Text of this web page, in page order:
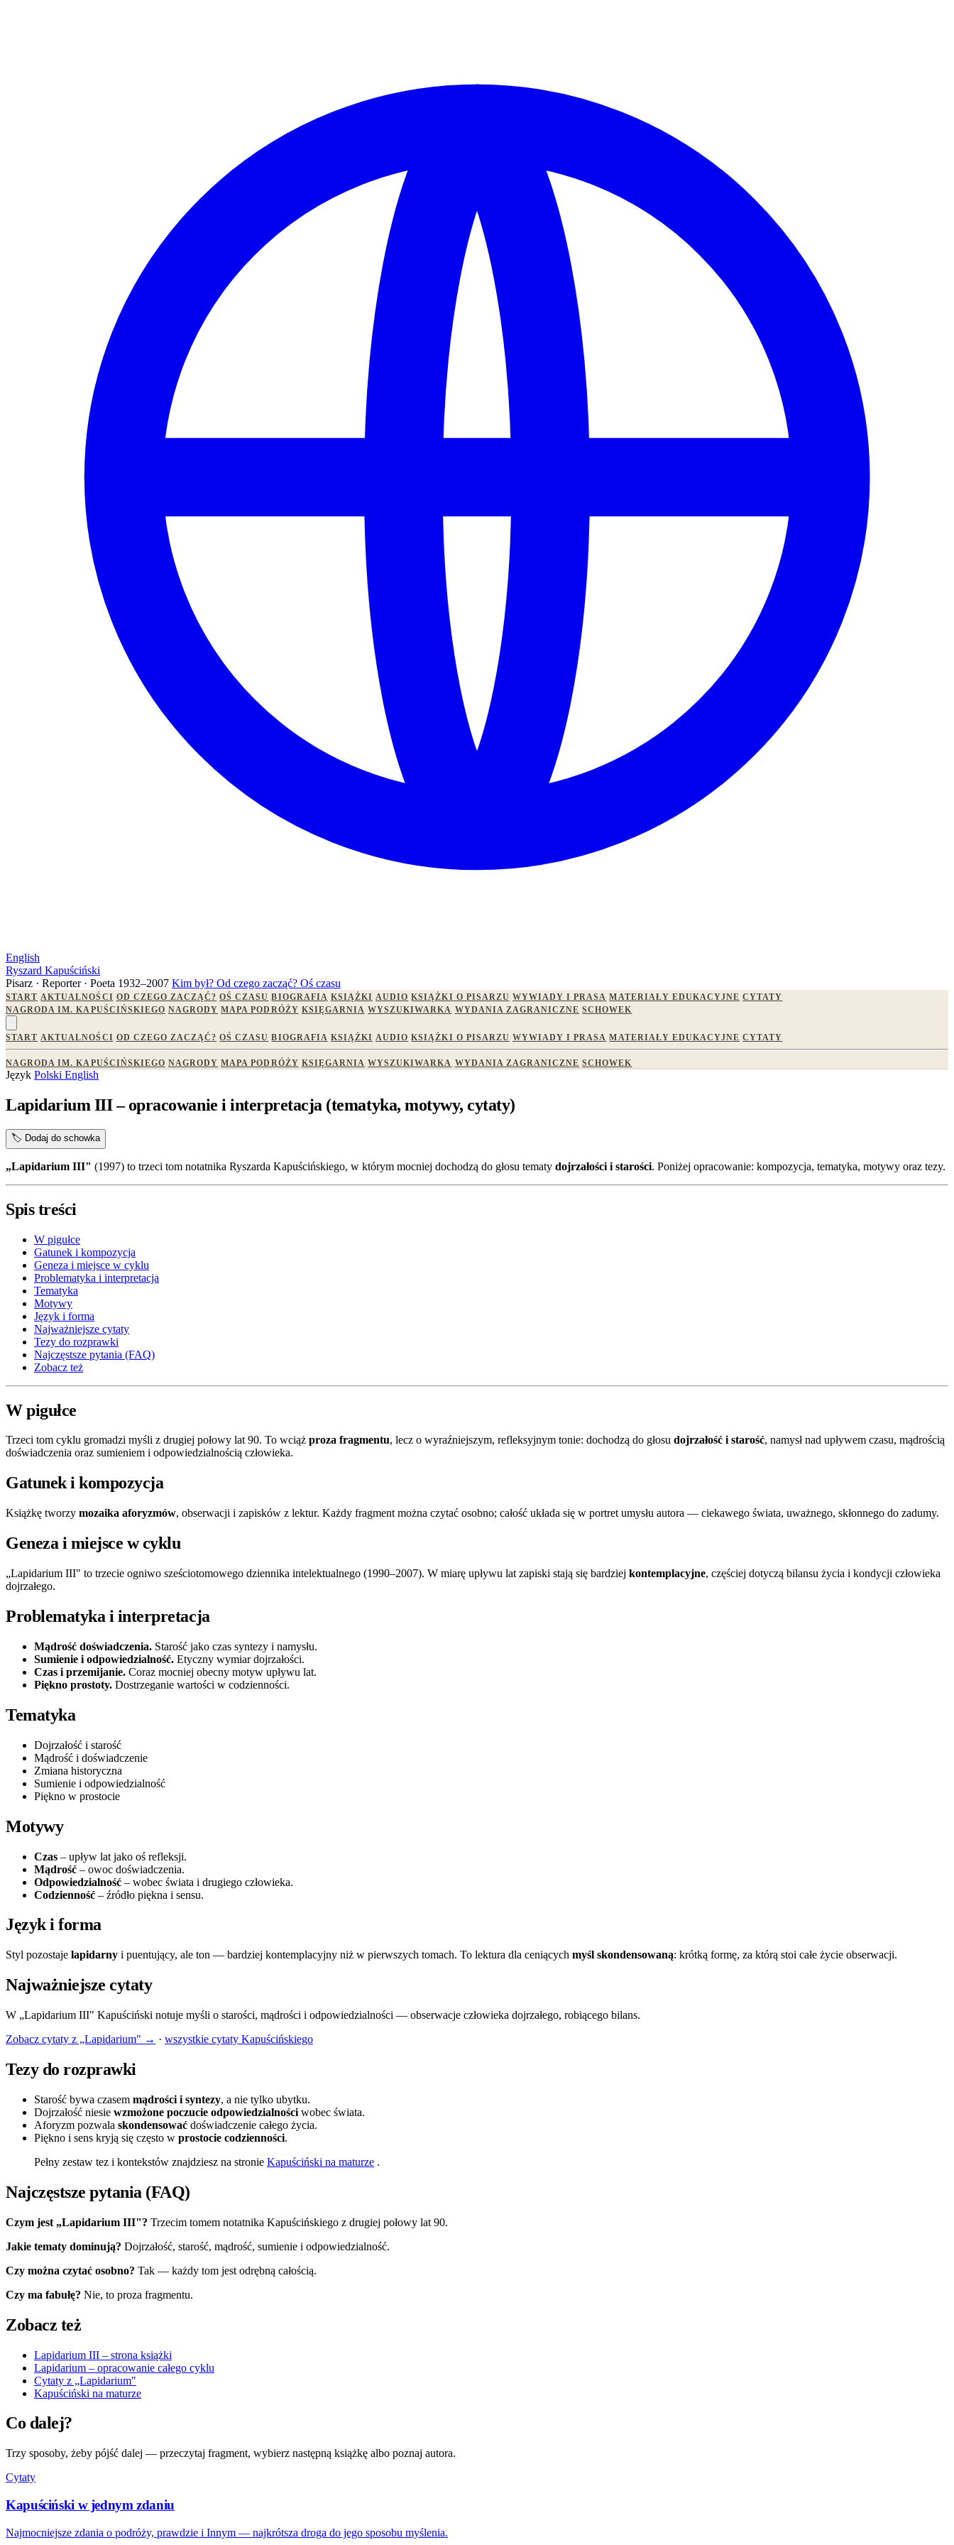
English
Ryszard Kapuściński
Pisarz · Reporter · Poeta 1932–2007 Kim był? Od czego zacząć? Oś czasu
START AKTUALNOŚCI OD CZEGO ZACZĄĆ? OŚ CZASU BIOGRAFIA KSIĄŻKI AUDIO KSIĄŻKI O PISARZU WYWIADY I PRASA MATERIAŁY EDUKACYJNE CYTATY
NAGRODA IM. KAPUŚCIŃSKIEGO NAGRODY MAPA PODRÓŻY KSIĘGARNIA WYSZUKIWARKA WYDANIA ZAGRANICZNE SCHOWEK
START AKTUALNOŚCI OD CZEGO ZACZĄĆ? OŚ CZASU BIOGRAFIA KSIĄŻKI AUDIO KSIĄŻKI O PISARZU WYWIADY I PRASA MATERIAŁY EDUKACYJNE CYTATY
NAGRODA IM. KAPUŚCIŃSKIEGO NAGRODY MAPA PODRÓŻY KSIĘGARNIA WYSZUKIWARKA WYDANIA ZAGRANICZNE SCHOWEK
Język Polski English
Lapidarium III – opracowanie i interpretacja (tematyka, motywy, cytaty)
🏷️ Dodaj do schowka
„Lapidarium III" (1997) to trzeci tom notatnika Ryszarda Kapuścińskiego, w którym mocniej dochodzą do głosu tematy dojrzałości i starości. Poniżej opracowanie: kompozycja, tematyka, motywy oraz tezy.
Spis treści
W pigułce
Gatunek i kompozycja
Geneza i miejsce w cyklu
Problematyka i interpretacja
Tematyka
Motywy
Język i forma
Najważniejsze cytaty
Tezy do rozprawki
Najczęstsze pytania (FAQ)
Zobacz też
W pigułce
Trzeci tom cyklu gromadzi myśli z drugiej połowy lat 90. To wciąż proza fragmentu, lecz o wyraźniejszym, refleksyjnym tonie: dochodzą do głosu dojrzałość i starość, namysł nad upływem czasu, mądrością
doświadczenia oraz sumieniem i odpowiedzialnością człowieka.
Gatunek i kompozycja
Książkę tworzy mozaika aforyzmów, obserwacji i zapisków z lektur. Każdy fragment można czytać osobno; całość układa się w portret umysłu autora — ciekawego świata, uważnego, skłonnego do zadumy.
Geneza i miejsce w cyklu
„Lapidarium III" to trzecie ogniwo sześciotomowego dziennika intelektualnego (1990–2007). W miarę upływu lat zapiski stają się bardziej kontemplacyjne, częściej dotyczą bilansu życia i kondycji człowieka
dojrzałego.
Problematyka i interpretacja
Mądrość doświadczenia. Starość jako czas syntezy i namysłu.
Sumienie i odpowiedzialność. Etyczny wymiar dojrzałości.
Czas i przemijanie. Coraz mocniej obecny motyw upływu lat.
Piękno prostoty. Dostrzeganie wartości w codzienności.
Tematyka
Dojrzałość i starość
Mądrość i doświadczenie
Zmiana historyczna
Sumienie i odpowiedzialność
Piękno w prostocie
Motywy
Czas – upływ lat jako oś refleksji.
Mądrość – owoc doświadczenia.
Odpowiedzialność – wobec świata i drugiego człowieka.
Codzienność – źródło piękna i sensu.
Język i forma
Styl pozostaje lapidarny i puentujący, ale ton — bardziej kontemplacyjny niż w pierwszych tomach. To lektura dla ceniących myśl skondensowaną: krótką formę, za którą stoi całe życie obserwacji.
Najważniejsze cytaty
W „Lapidarium III" Kapuściński notuje myśli o starości, mądrości i odpowiedzialności — obserwacje człowieka dojrzałego, robiącego bilans.
Zobacz cytaty z „Lapidarium" → · wszystkie cytaty Kapuścińskiego
Tezy do rozprawki
Starość bywa czasem mądrości i syntezy, a nie tylko ubytku.
Dojrzałość niesie wzmożone poczucie odpowiedzialności wobec świata.
Aforyzm pozwala skondensować doświadczenie całego życia.
Piękno i sens kryją się często w prostocie codzienności.
Pełny zestaw tez i kontekstów znajdziesz na stronie Kapuściński na maturze .
Najczęstsze pytania (FAQ)
Czym jest „Lapidarium III"? Trzecim tomem notatnika Kapuścińskiego z drugiej połowy lat 90.
Jakie tematy dominują? Dojrzałość, starość, mądrość, sumienie i odpowiedzialność.
Czy można czytać osobno? Tak — każdy tom jest odrębną całością.
Czy ma fabułę? Nie, to proza fragmentu.
Zobacz też
Lapidarium III – strona książki
Lapidarium – opracowanie całego cyklu
Cytaty z „Lapidarium"
Kapuściński na maturze
Co dalej?
Trzy sposoby, żeby pójść dalej — przeczytaj fragment, wybierz następną książkę albo poznaj autora.
Cytaty
Kapuściński w jednym zdaniu
Najmocniejsze zdania o podróży, prawdzie i Innym — najkrótsza droga do jego sposobu myślenia.